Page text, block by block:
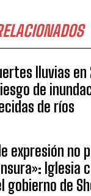
lluvias en
de
de ríos
expresión no
Iglesia
gobierno de